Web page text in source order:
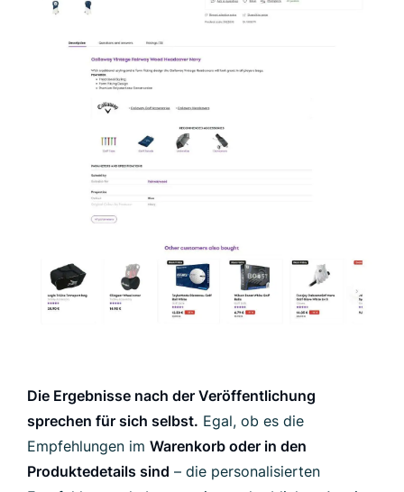
Die Ergebnisse nach der Veröffentlichung
sprechen für sich selbst. Egal, ob es die
Empfehlungen im Warenkorb oder in den
Produktedetails sind – die personalisierten